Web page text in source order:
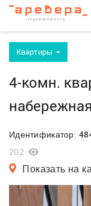
Квартиры
4-комн.
Идентификатор:
202
Показать на